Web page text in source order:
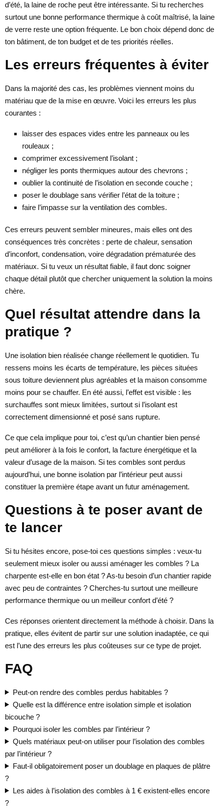
d’été, la laine de roche peut être intéressante. Si tu recherches
surtout une bonne performance thermique à coût maîtrisé, la laine
de verre reste une option fréquente. Le bon choix dépend donc de
ton bâtiment, de ton budget et de tes priorités réelles.
Les erreurs fréquentes à éviter
Dans la majorité des cas, les problèmes viennent moins du
matériau que de la mise en œuvre. Voici les erreurs les plus
courantes :
laisser des espaces vides entre les panneaux ou les
rouleaux ;
comprimer excessivement l’isolant ;
négliger les ponts thermiques autour des chevrons ;
oublier la continuité de l’isolation en seconde couche ;
poser le doublage sans vérifier l’état de la toiture ;
faire l’impasse sur la ventilation des combles.
Ces erreurs peuvent sembler mineures, mais elles ont des
conséquences très concrètes : perte de chaleur, sensation
d’inconfort, condensation, voire dégradation prématurée des
matériaux. Si tu veux un résultat fiable, il faut donc soigner
chaque détail plutôt que chercher uniquement la solution la moins
chère.
Quel résultat attendre dans la
pratique ?
Une isolation bien réalisée change réellement le quotidien. Tu
ressens moins les écarts de température, les pièces situées
sous toiture deviennent plus agréables et la maison consomme
moins pour se chauffer. En été aussi, l’effet est visible : les
surchauffes sont mieux limitées, surtout si l’isolant est
correctement dimensionné et posé sans rupture.
Ce que cela implique pour toi, c’est qu’un chantier bien pensé
peut améliorer à la fois le confort, la facture énergétique et la
valeur d’usage de la maison. Si tes combles sont perdus
aujourd’hui, une bonne isolation par l’intérieur peut aussi
constituer la première étape avant un futur aménagement.
Questions à te poser avant de
te lancer
Si tu hésites encore, pose-toi ces questions simples : veux-tu
seulement mieux isoler ou aussi aménager les combles ? La
charpente est-elle en bon état ? As-tu besoin d’un chantier rapide
avec peu de contraintes ? Cherches-tu surtout une meilleure
performance thermique ou un meilleur confort d’été ?
Ces réponses orientent directement la méthode à choisir. Dans la
pratique, elles évitent de partir sur une solution inadaptée, ce qui
est l’une des erreurs les plus coûteuses sur ce type de projet.
FAQ
Peut-on rendre des combles perdus habitables ?
Quelle est la différence entre isolation simple et isolation
bicouche ?
Pourquoi isoler les combles par l’intérieur ?
Quels matériaux peut-on utiliser pour l’isolation des combles
par l’intérieur ?
Faut-il obligatoirement poser un doublage en plaques de plâtre
?
Les aides à l’isolation des combles à 1 € existent-elles encore
?